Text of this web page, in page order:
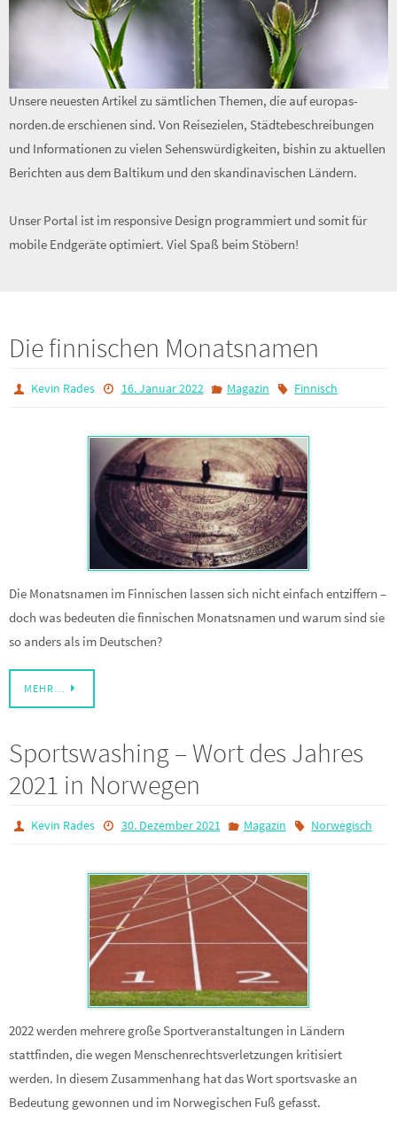
Unsere neuesten Artikel zu sämtlichen Themen, die auf europas-
norden.de erschienen sind. Von Reisezielen, Städtebeschreibungen
und Informationen zu vielen Sehenswürdigkeiten, bishin zu aktuellen
Berichten aus dem Baltikum und den skandinavischen Ländern.
Unser Portal ist im responsive Design programmiert und somit für
mobile Endgeräte optimiert. Viel Spaß beim Stöbern!
Die finnischen Monatsnamen
Kevin Rades 16. Januar 2022 Magazin Finnisch
Die Monatsnamen im Finnischen lassen sich nicht einfach entziffern –
doch was bedeuten die finnischen Monatsnamen und warum sind sie
so anders als im Deutschen?
MEHR…
Sportswashing – Wort des Jahres
2021 in Norwegen
Kevin Rades 30. Dezember 2021 Magazin Norwegisch
2022 werden mehrere große Sportveranstaltungen in Ländern
stattfinden, die wegen Menschenrechtsverletzungen kritisiert
werden. In diesem Zusammenhang hat das Wort sportsvaske an
Bedeutung gewonnen und im Norwegischen Fuß gefasst.